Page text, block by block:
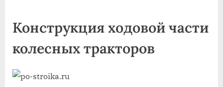
Конструкция ходовой части
колесных тракторов